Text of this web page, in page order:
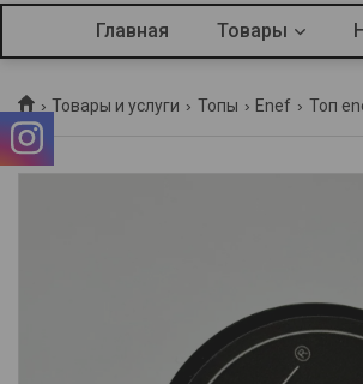
Главная Товары
Товары и услуги Топы Enef Топ